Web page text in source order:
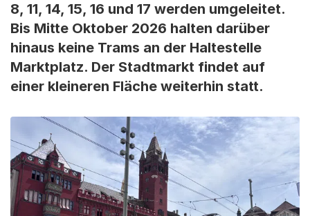
8, 11, 14, 15, 16 und 17 werden umgeleitet.
Bis Mitte Oktober 2026 halten darüber
hinaus keine Trams an der Haltestelle
Marktplatz. Der Stadtmarkt findet auf
einer kleineren Fläche weiterhin statt.